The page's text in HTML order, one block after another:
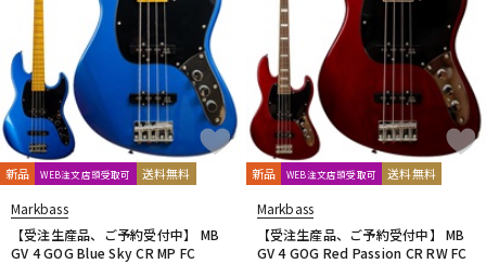
新品 WEB注文店頭受取可 送料無料
Markbass
【受注生産品、ご予約受付中】 MB
GV 4 GOG Blue Sky CR MP FC
新品 WEB注文店頭受取可 送料無料
Markbass
【受注生産品、ご予約受付中】 MB
GV 4 GOG Red Passion CR RW FC